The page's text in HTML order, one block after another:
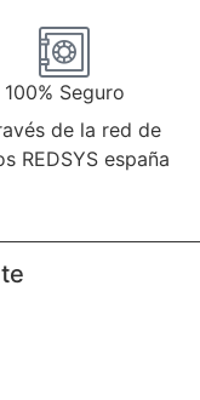
100% Seguro
de la red de
REDSYS españa